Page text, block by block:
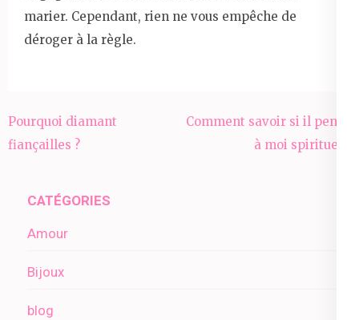
marier. Cependant, rien ne vous empêche de
déroger à la règle.
Navigation
de
Pourquoi diamant
fiançailles ?
Comment savoir si il pense
à moi spirituel ?
CATÉGORIES
Amour
Bijoux
blog